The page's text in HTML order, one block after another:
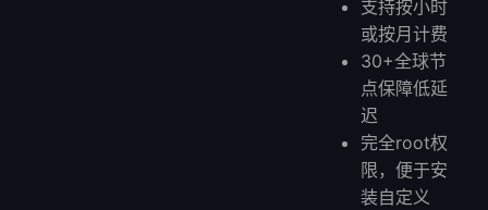
支持按小时
或按月计费
30+全球节
点保障低延
迟
完全root权
限，便于安
装自定义